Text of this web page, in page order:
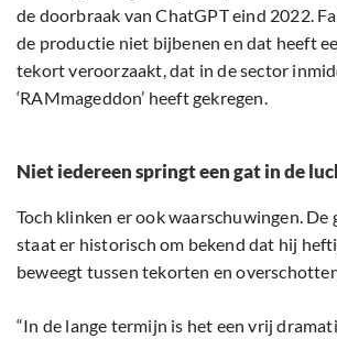
de doorbraak van ChatGPT eind 2022.
de productie niet bijbenen en dat heeft
tekort veroorzaakt, dat in de sector
‘RAMmageddon’ heeft gekregen.
Niet iedereen springt een gat in de
Toch klinken er ook waarschuwingen. De
staat er historisch om bekend dat hij
beweegt tussen tekorten en
“In de lange termijn is het een vrij